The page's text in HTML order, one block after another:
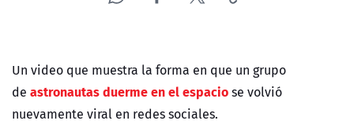
Un video que muestra la forma en que un grupo
de astronautasduerme en el espaciose volvió
nuevamente viral en redes sociales.